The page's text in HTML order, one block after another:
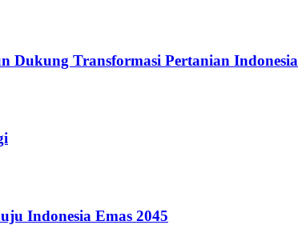
Dukung Transformasi Pertanian Indonesia
Indonesia Emas 2045